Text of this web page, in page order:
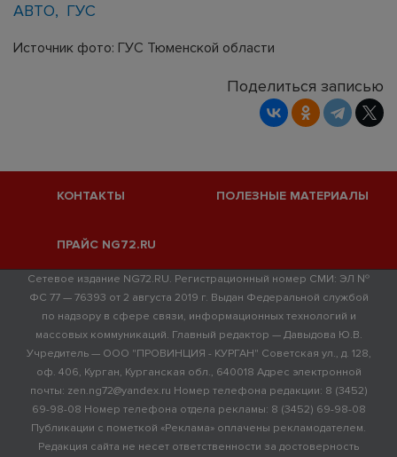
АВТО ГУС
Источник фото: ГУС Тюменской области
Поделиться записью
КОНТАКТЫ ПОЛЕЗНЫЕ МАТЕРИАЛЫ
ПРАЙС NG72.RU
Сетевое издание NG72.RU. Регистрационный номер СМИ: ЭЛ №
ФС 77 — 76393 от 2 августа 2019 г. Выдан Федеральной службой
по надзору в сфере связи, информационных технологий и
массовых коммуникаций. Главный редактор — Давыдова Ю.В.
Учредитель — ООО "ПРОВИНЦИЯ - КУРГАН" Советская ул., д. 128,
оф. 406, Курган, Курганская обл., 640018 Адрес электронной
почты: zen.ng72@yandex.ru Номер телефона редакции: 8 (3452)
69-98-08 Номер телефона отдела рекламы: 8 (3452) 69-98-08
Публикации с пометкой «Реклама» оплачены рекламодателем.
Редакция сайта не несет ответственности за достоверность